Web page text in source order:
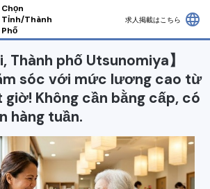
Chọn
Tỉnh/Thành
Phố
求人掲載はこちら language
Thành phố Utsunomiya】
sóc với mức lương cao từ
giờ! Không cần bằng cấp, có
hàng tuần.